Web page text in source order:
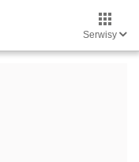
Serwisy